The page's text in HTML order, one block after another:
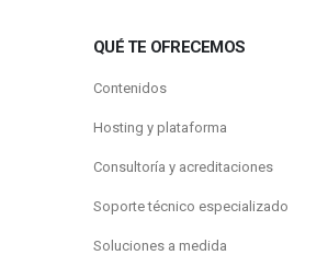
QUÉ TE OFRECEMOS
Contenidos
Hosting y plataforma
Consultoría y acreditaciones
Soporte técnico especializado
Soluciones a medida